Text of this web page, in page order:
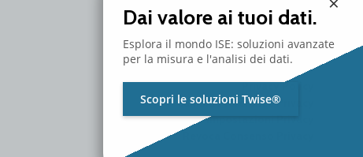
RISORSE
MEDIA
CONTATTACI
LAVORA CON NOI
Privacy Policy
Cambia Preferenze Privacy
Storico Impostazioni Privacy
Dai valore ai tuoi dati.
Esplora il mondo ISE: soluzioni avanzate
per la misura e l'analisi dei dati.
Scopri le soluzioni Twise®